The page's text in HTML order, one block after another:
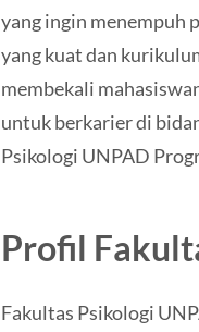
yang ingin menempuh
yang kuat dan
membekali
untuk berkarier di
Psikologi UNPAD
Profil
Fakultas Psikologi